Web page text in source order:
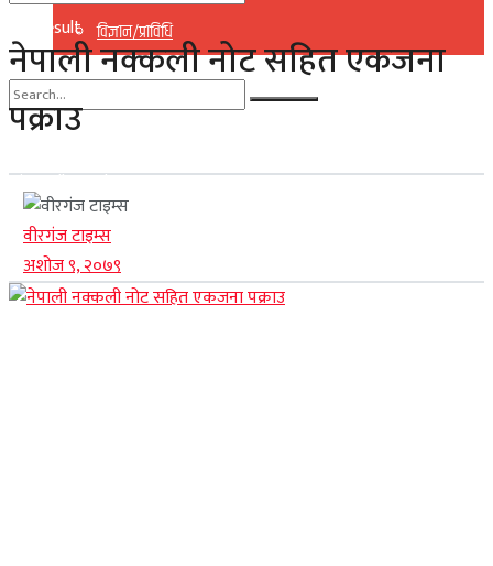
विज्ञान/प्राविधि
No Result
View All Result
No Result
View All Result
नेपाली नक्कली नोट सहित एकजना
पक्राउ
वीरगंज टाइम्स
अशोज ९, २०७९